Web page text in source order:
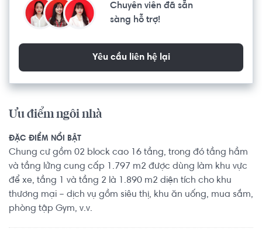
Chuyên viên đã sẵn
sàng hỗ trợ!
Yêu cầu liên hệ lại
Ưu điểm ngôi nhà
ĐẶC ĐIỂM NỔI BẬT
Chung cư gồm 02 block cao 16 tầng, trong đó tầng hầm
và tầng lửng cung cấp 1.797 m2 được dùng làm khu vực
để xe, tầng 1 và tầng 2 là 1.890 m2 diện tích cho khu
thương mại – dịch vụ gồm siêu thị, khu ăn uống, mua sắm,
phòng tập Gym, v.v.